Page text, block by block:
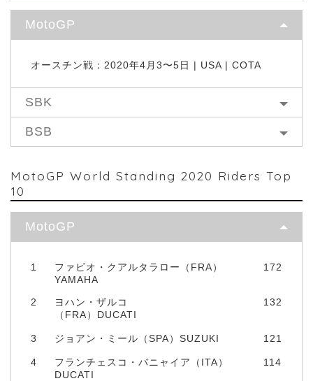
MotoGP
オースチン戦：2020年4月3〜5日 | USA | COTA
SBK
BSB
MotoGP World Standing 2020 Riders Top
10
MotoGP
1
ファビオ・クアルタラロー（FRA）
YAMAHA
172
2
ヨハン・ザルコ
（FRA）DUCATI
132
3 ジョアン・ミール（SPA）SUZUKI 121
4
フランチェスコ・バニャイア（ITA）
DUCATI
114